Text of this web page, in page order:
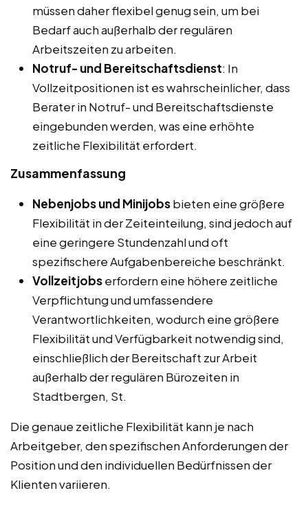
müssen daher flexibel genug sein, um bei
Bedarf auch außerhalb der regulären
Arbeitszeiten zu arbeiten.
Notruf- und Bereitschaftsdienst: In
Vollzeitpositionen ist es wahrscheinlicher, dass
Berater in Notruf- und Bereitschaftsdienste
eingebunden werden, was eine erhöhte
zeitliche Flexibilität erfordert.
Zusammenfassung
Nebenjobs und Minijobsbieten eine größere
Flexibilität in der Zeiteinteilung, sind jedoch auf
eine geringere Stundenzahl und oft
spezifischere Aufgabenbereiche beschränkt.
Vollzeitjobserfordern eine höhere zeitliche
Verpflichtung und umfassendere
Verantwortlichkeiten, wodurch eine größere
Flexibilität und Verfügbarkeit notwendig sind,
einschließlich der Bereitschaft zur Arbeit
außerhalb der regulären Bürozeiten in
Stadtbergen, St.
Die genaue zeitliche Flexibilität kann je nach
Arbeitgeber, den spezifischen Anforderungen der
Position und den individuellen Bedürfnissen der
Klienten variieren.